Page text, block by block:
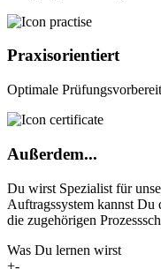
Praxisorientiert
Optimale
Außerdem...
Du wirst Spezialist für
Auftragssystem kannst Du
die zugehörigen
Was Du lernen wirst
+-